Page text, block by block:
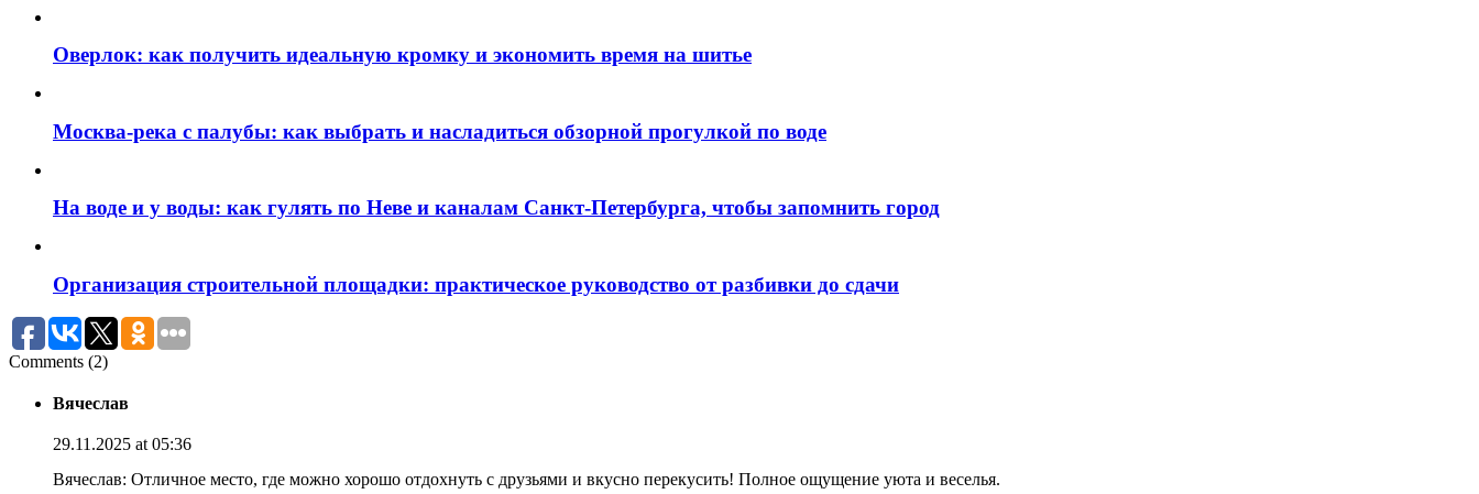
Оверлок: как получить идеальную кромку и экономить время на шитье
Москва‑река с палубы: как выбрать и насладиться обзорной прогулкой по воде
На воде и у воды: как гулять по Неве и каналам Санкт‑Петербурга, чтобы запомнить город
Организация строительной площадки: практическое руководство от разбивки до сдачи
Comments (2)
Вячеслав
29.11.2025 at 05:36
Вячеслав: Отличное место, где можно хорошо отдохнуть с друзьями и вкусно перекусить! Полное ощущение уюта и веселья.